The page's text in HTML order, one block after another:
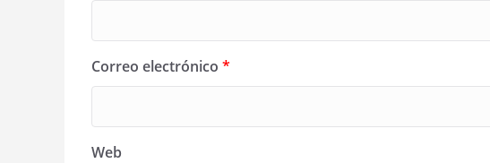
Correo electrónico *
Web